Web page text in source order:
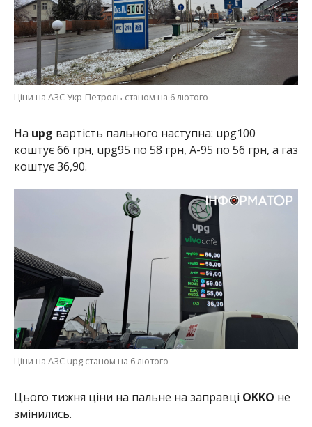
Ціни на АЗС Укр-Петроль станом на 6 лютого
На upg вартість пального наступна: upg100
коштує 66 грн, upg95 по 58 грн, А-95 по 56 грн, а газ
коштує 36,90.
Ціни на АЗС upg станом на 6 лютого
Цього тижня ціни на пальне на заправці OKKO не
змінились.